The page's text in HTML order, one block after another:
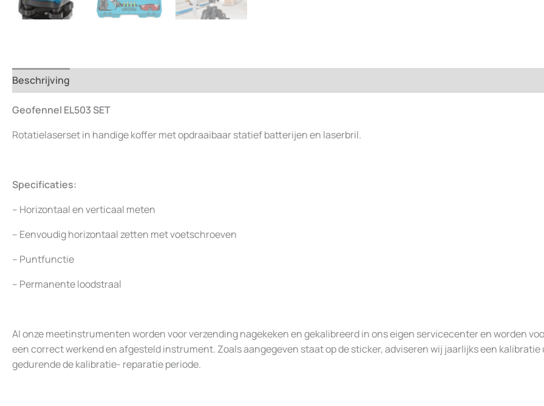
Beschrijving
Geofennel EL503 SET
Rotatielaserset in handige koffer met opdraaibaar statief batterijen en laserbril.
Specificaties:
– Horizontaal en verticaal meten
– Eenvoudig horizontaal zetten met voetschroeven
– Puntfunctie
– Permanente loodstraal
Al onze meetinstrumenten worden voor verzending nagekeken en gekalibreerd in ons eigen servicecenter en worden
een correct werkend en afgesteld instrument. Zoals aangegeven staat op de sticker, adviseren wij jaarlijks een
gedurende de kalibratie- reparatie periode.